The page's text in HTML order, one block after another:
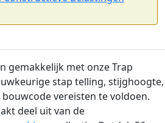
gemakkelijk met onze Trap
stap telling, stijghoogte,
vereisten te voldoen.
deel uit van de